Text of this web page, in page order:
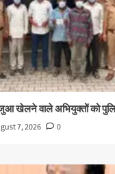
खेलने वाले अभियुक्तों को
7, 2026 0